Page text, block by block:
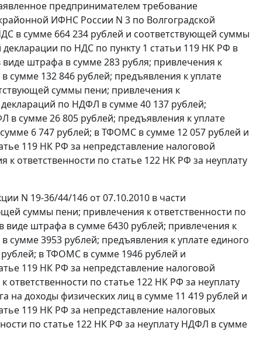
предпринимателем требование
ИФНС России N 3 по Волгоградской
в сумме 664 234 рублей и соответствующей суммы
декларации по НДС по пункту 1 статьи 119 НК РФ в
штрафа в сумме 283 рубля; привлечения к
132 846 рублей; предъявления к уплате
суммы пени; привлечения к
по НДФЛ в сумме 40 137 рублей;
в сумме 26 805 рублей; предъявления к уплате
6 747 рублей; в ТФОМС в сумме 12 057 рублей и
119 НК РФ за непредставление налоговой
к ответственности по статье 122 НК РФ за неуплату
N 19-36/44/146 от 07.10.2010 в части
суммы пени; привлечения к ответственности по
штрафа в сумме 6430 рублей; привлечения к
3953 рублей; предъявления к уплате единого
в ТФОМС в сумме 1946 рублей и
119 НК РФ за непредставление налоговой
ответственности по статье 122 НК РФ за неуплату
на доходы физических лиц в сумме 11 419 рублей и
119 НК РФ за непредставление налоговых
по статье 122 НК РФ за неуплату НДФЛ в сумме